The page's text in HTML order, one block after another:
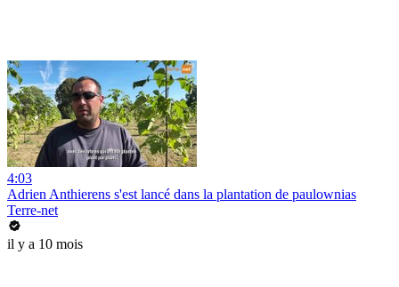
4:03
Adrien Anthierens s'est lancé dans la plantation de paulownias
Terre-net
il y a 10 mois